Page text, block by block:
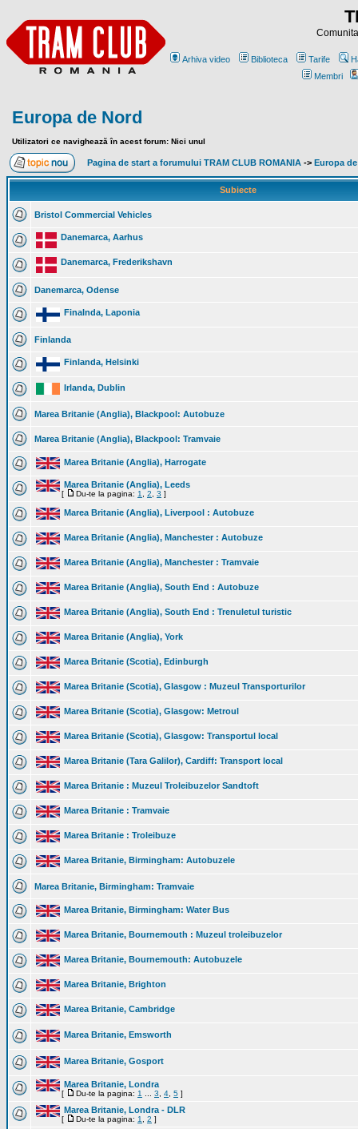
Arhiva video Biblioteca Tarife
Membri
Europa de Nord
Utilizatori ce navighează în acest forum: Nici unul
Pagina de start a forumului TRAM CLUB ROMANIA -> Europa
Subiecte
Bristol Commercial Vehicles
Danemarca, Aarhus
Danemarca, Frederikshavn
Danemarca, Odense
Finalnda, Laponia
Finlanda
Finlanda, Helsinki
Irlanda, Dublin
Marea Britanie (Anglia), Blackpool: Autobuze
Marea Britanie (Anglia), Blackpool: Tramvaie
Marea Britanie (Anglia), Harrogate
Marea Britanie (Anglia), Leeds
[ Du-te la pagina: 1 2 3 ]
Marea Britanie (Anglia), Liverpool : Autobuze
Marea Britanie (Anglia), Manchester : Autobuze
Marea Britanie (Anglia), Manchester : Tramvaie
Marea Britanie (Anglia), South End : Autobuze
Marea Britanie (Anglia), South End : Trenuletul turistic
Marea Britanie (Anglia), York
Marea Britanie (Scotia), Edinburgh
Marea Britanie (Scotia), Glasgow : Muzeul Transporturilor
Marea Britanie (Scotia), Glasgow: Metroul
Marea Britanie (Scotia), Glasgow: Transportul local
Marea Britanie (Tara Galilor), Cardiff: Transport local
Marea Britanie : Muzeul Troleibuzelor Sandtoft
Marea Britanie : Tramvaie
Marea Britanie : Troleibuze
Marea Britanie, Birmingham: Autobuzele
Marea Britanie, Birmingham: Tramvaie
Marea Britanie, Birmingham: Water Bus
Marea Britanie, Bournemouth : Muzeul troleibuzelor
Marea Britanie, Bournemouth: Autobuzele
Marea Britanie, Brighton
Marea Britanie, Cambridge
Marea Britanie, Emsworth
Marea Britanie, Gosport
Marea Britanie, Londra
[ Du-te la pagina: 1 3 4 5 ]
Marea Britanie, Londra - DLR
[ Du-te la pagina: 1 2 ]